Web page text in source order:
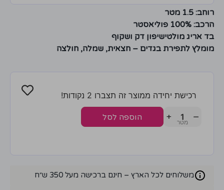
רוחב: 1.5 מטר
הרכב: 100% פוליאסטר
בד אריג מולטישיפון דק ושקוף
מומלץ לתפירת בגדים – חצאית, שמלה, חולצה
רכישת יחידה ממוצר זה תצברו 2 נקודות!
−
+ הוספה לסל
משלוחים לכל הארץ – חינם ברכישה מעל 350 ש״ח